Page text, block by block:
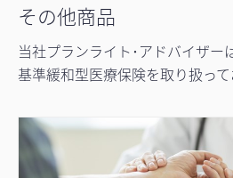
その他商品
当社プランライト･アドバイザー
基準緩和型医療保険を取り扱っ